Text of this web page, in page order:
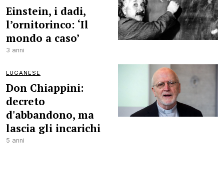
Einstein, i dadi,
l’ornitorinco: ‘Il
mondo a caso’
3 anni
LUGANESE
Don Chiappini:
decreto
d'abbandono, ma
lascia gli incarichi
5 anni